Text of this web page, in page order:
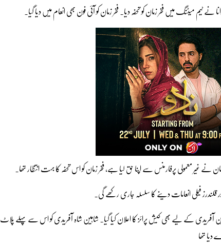
نے ٹیم میٹنگ میں فخر زمان کو تحفہ دیا۔ فخر زمان کو آئی فون بھی انعام میں دیا گیا۔
نے غیر معمولی پرفارمنس سے اپنا حق لیا ہے، فخر زمان کو اس تحفہ کا بہت انتظار تھا۔
فیملی انعامات دینے کا سلسلہ جاری رکھے گی۔
کے لیے بھی کیش پرائز کا اعلان کیا گیا۔ شاہین شاہ آفریدی کو اس سے پہلے پلاٹ
دیا تھا